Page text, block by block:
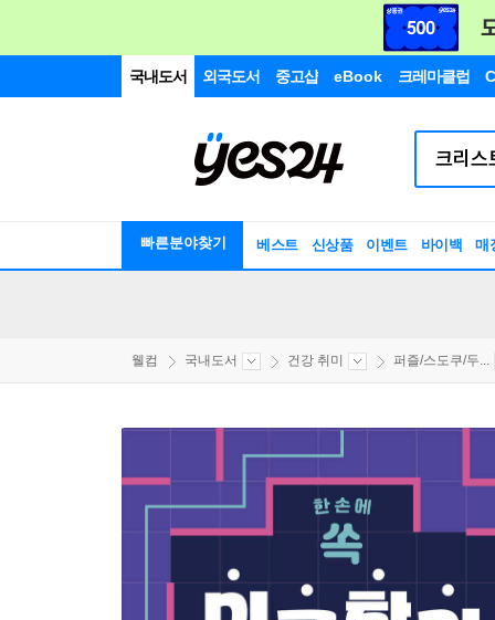
국내도서 외국도서 중고샵 eBook 크레마클럽
빠른분야찾기 베스트 신상품 이벤트 바이백 매
웰컴 국내도서 건강 취미 퍼즐/스도쿠/두...